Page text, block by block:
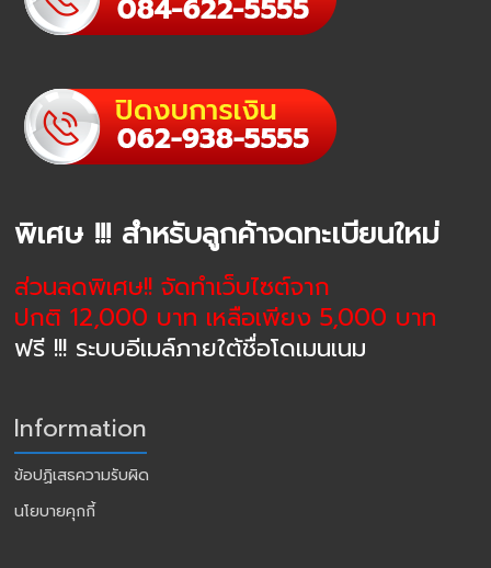
พิเศษ !!! สำหรับลูกค้าจดทะเบียนใหม่
ส่วนลดพิเศษ!! จัดทำเว็บไซต์จาก
ปกติ 12,000 บาท เหลือเพียง 5,000 บาท
ฟรี !!! ระบบอีเมล์ภายใต้ชื่อโดเมนเนม
Information
ข้อปฏิเสธความรับผิด
นโยบายคุกกี้